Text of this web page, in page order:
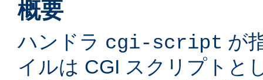
概要
ハンドラ cgi-script が
イルは CGI スクリプトと